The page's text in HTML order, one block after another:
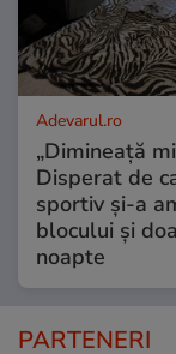
Adevarul.ro
„Dimineață
Disperat de
sportiv și-a
blocului și
noapte
PARTENERI